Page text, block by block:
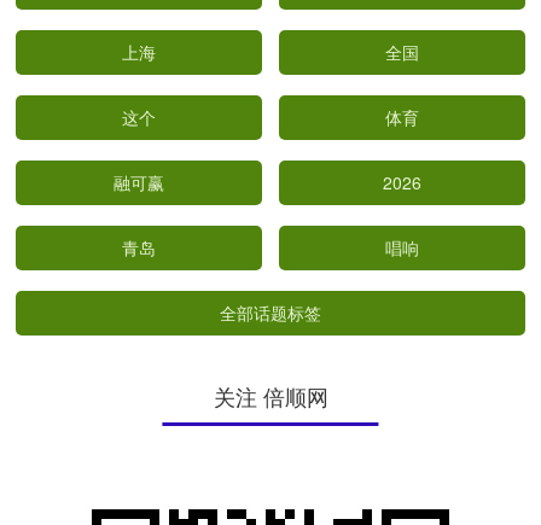
上海 全国
这个 体育
融可赢 2026
青岛 唱响
全部话题标签
关注 倍顺网